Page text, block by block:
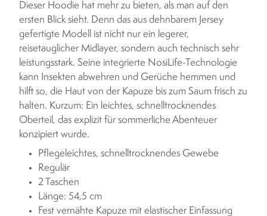
Dieser Hoodie hat mehr zu bieten, als man auf den
ersten Blick sieht. Denn das aus dehnbarem Jersey
gefertigte Modell ist nicht nur ein legerer,
reisetauglicher Midlayer, sondern auch technisch sehr
leistungsstark. Seine integrierte NosiLife-Technologie
kann Insekten abwehren und Gerüche hemmen und
hilft so, die Haut von der Kapuze bis zum Saum frisch zu
halten. Kurzum: Ein leichtes, schnelltrocknendes
Oberteil, das explizit für sommerliche Abenteuer
konzipiert wurde.
Pflegeleichtes, schnelltrocknendes Gewebe
Regulär
2 Taschen
Länge: 54,5 cm
Fest vernähte Kapuze mit elastischer Einfassung